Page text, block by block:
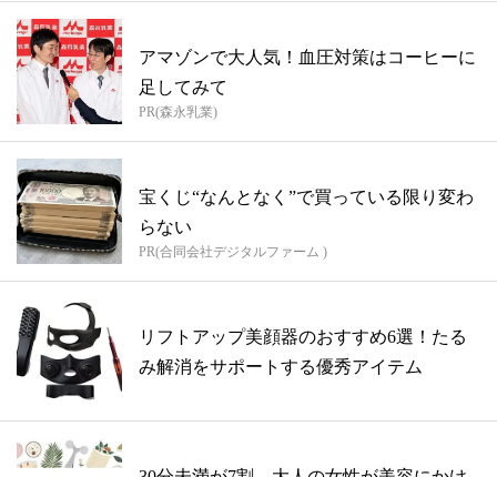
アマゾンで大人気！血圧対策はコーヒーに
足してみて
PR(森永乳業)
宝くじ“なんとなく”で買っている限り変わ
らない
PR(合同会社デジタルファーム )
リフトアップ美顔器のおすすめ6選！たる
み解消をサポートする優秀アイテム